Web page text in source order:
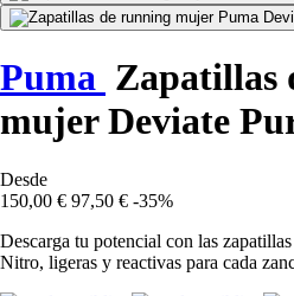
Puma Zapatillas
mujer Deviate
Desde
150,00 € 97,50 € -35%
Descarga tu potencial con las
Nitro, ligeras y reactivas para cada